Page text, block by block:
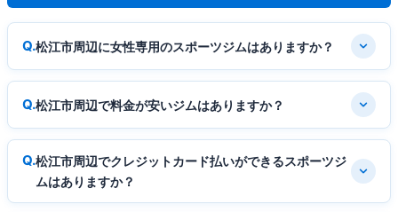
松江市周辺に女性専用のスポーツジムはありますか？
松江市周辺で料金が安いジムはありますか？
松江市周辺でクレジットカード払いができるスポーツジ
ムはありますか？